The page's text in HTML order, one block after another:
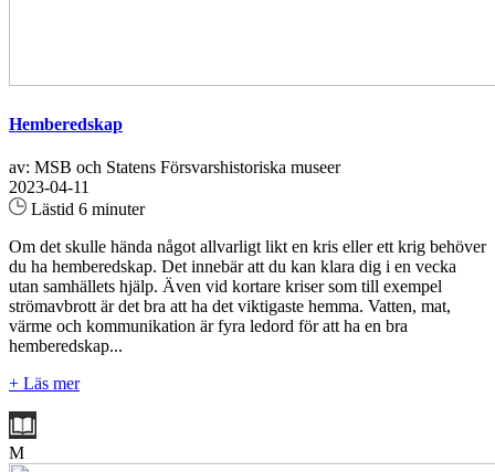
Hemberedskap
av: MSB och Statens Försvarshistoriska museer
2023-04-11
Lästid 6 minuter
Om det skulle hända något allvarligt likt en kris eller ett krig behöver
du ha hemberedskap. Det innebär att du kan klara dig i en vecka
utan samhällets hjälp. Även vid kortare kriser som till exempel
strömavbrott är det bra att ha det viktigaste hemma. Vatten, mat,
värme och kommunikation är fyra ledord för att ha en bra
hemberedskap...
+ Läs mer
M